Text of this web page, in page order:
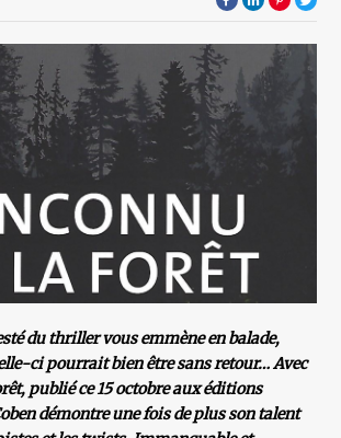
du thriller vous emmène en balade,
ci pourrait bien être sans retour… Avec
publié ce 15 octobre aux éditions
démontre une fois de plus son talent